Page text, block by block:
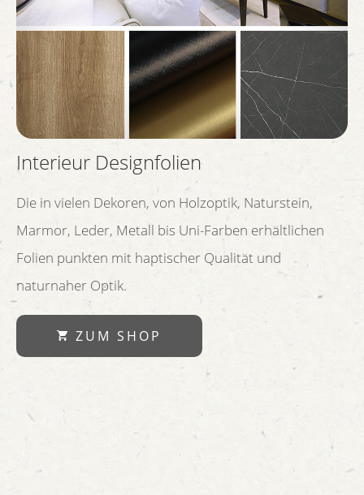
Interieur Designfolien
Die in vielen Dekoren, von Holzoptik, Naturstein,
Marmor, Leder, Metall bis Uni-Farben erhältlichen
Folien punkten mit haptischer Qualität und
naturnaher Optik.
ZUM SHOP